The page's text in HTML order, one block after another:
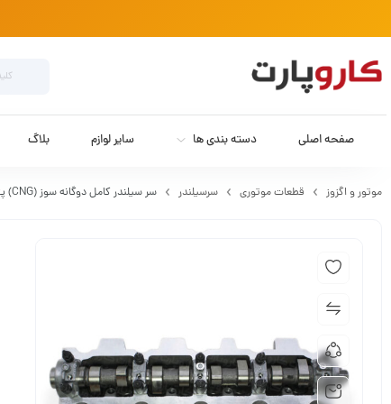
صفحه اصلی دسته بندی ها سایر لوازم بلاگ
موتور و اگزوز قطعات موتوری سرسیلندر سر سیلندر کامل دوگانه سوز (CNG) پژو 405 دینا پارت